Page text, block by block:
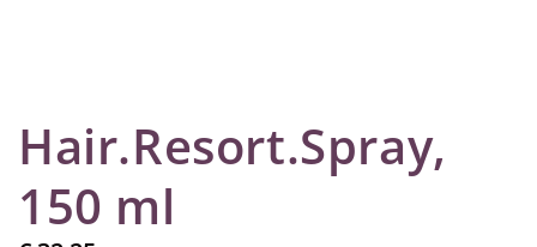
Hair.Resort.Spray,
150 ml